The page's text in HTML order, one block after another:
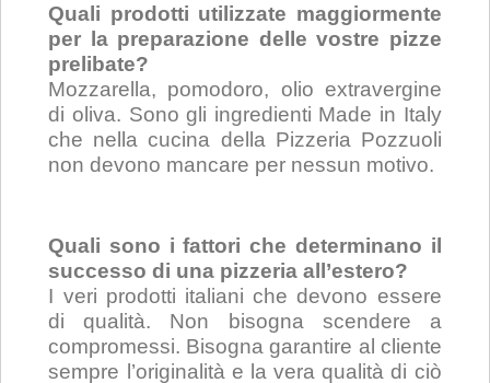
Quali prodotti utilizzate maggiormente
per la preparazione delle vostre pizze
prelibate?
Mozzarella, pomodoro, olio extravergine
di oliva. Sono gli ingredienti Made in Italy
che nella cucina della Pizzeria Pozzuoli
non devono mancare per nessun motivo.
Quali sono i fattori che determinano il
successo di una pizzeria all’estero?
I veri prodotti italiani che devono essere
di qualità. Non bisogna scendere a
compromessi. Bisogna garantire al cliente
sempre l’originalità e la vera qualità di ciò